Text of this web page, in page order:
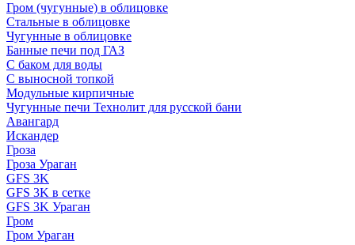
Гром (чугунные) в облицовке
Стальные в облицовке
Чугунные в облицовке
Банные печи под ГАЗ
С баком для воды
С выносной топкой
Модульные кирпичные
Чугунные печи Технолит для русской бани
Авангард
Искандер
Гроза
Гроза Ураган
GFS 3K
GFS 3K в сетке
GFS 3K Ураган
Гром
Гром Ураган